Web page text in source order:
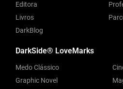
Editora
Livros
DarkBlog
DarkSide® LoveMarks
Medo Clássico
Graphic Novel